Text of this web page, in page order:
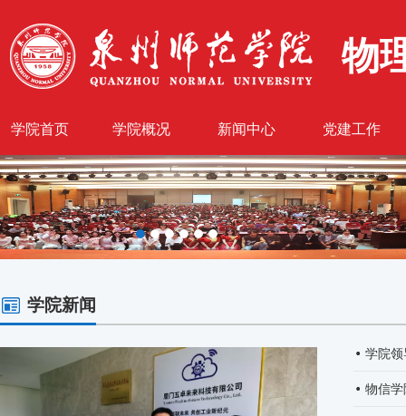
物
学院首页 学院概况 新闻中心 党建工作
学院新闻
学院
物信